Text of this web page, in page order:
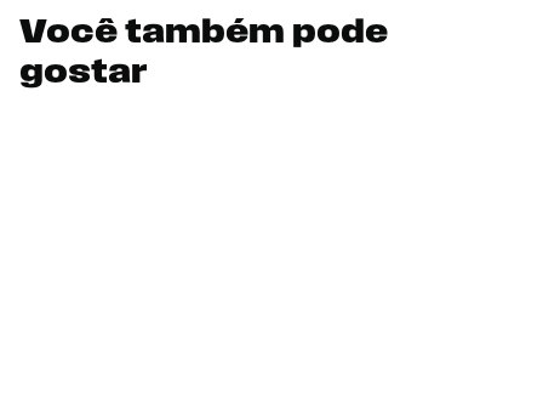
Você também pode
gostar